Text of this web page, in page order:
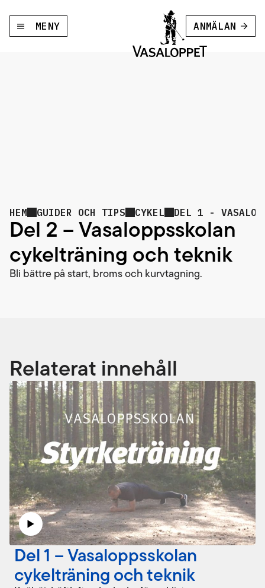
MENY ANMÄLAN
HEM GUIDER OCH TIPS CYKEL DEL 1 -
Del 2 – Vasaloppsskolan
cykelträning och teknik
Bli bättre på start, broms och kurvtagning.
Relaterat innehåll
Del 1 – Vasaloppsskolan
cykelträning och teknik